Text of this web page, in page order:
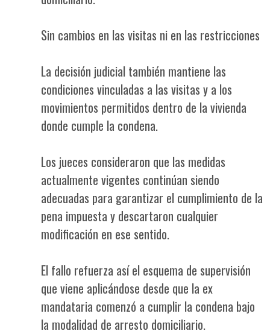
Sin cambios en las visitas ni en las restricciones
La decisión judicial también mantiene las
condiciones vinculadas a las visitas y a los
movimientos permitidos dentro de la vivienda
donde cumple la condena.
Los jueces consideraron que las medidas
actualmente vigentes continúan siendo
adecuadas para garantizar el cumplimiento de la
pena impuesta y descartaron cualquier
modificación en ese sentido.
El fallo refuerza así el esquema de supervisión
que viene aplicándose desde que la ex
mandataria comenzó a cumplir la condena bajo
la modalidad de arresto domiciliario.